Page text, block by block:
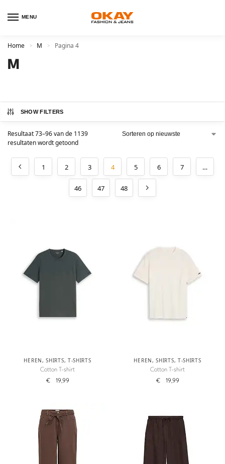
MENU
Home > M > Pagina 4
M
SHOW FILTERS
Resultaat 73–96 van de 1139
resultaten wordt getoond
1 2 3 4 5 6 7 …
46 47 48
HEREN,SHIRTS, T-SHIRTS
Cotton T-shirt
€ 19,99
HEREN,SHIRTS, T-SHIRTS
Cotton T-shirt
€ 19,99